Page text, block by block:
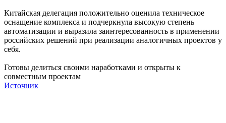
Китайская делегация положительно оценила техническое
оснащение комплекса и подчеркнула высокую степень
автоматизации и выразила заинтересованность в применении
российских решений при реализации аналогичных проектов у
себя.
Готовы делиться своими наработками и открыты к
совместным проектам
Источник